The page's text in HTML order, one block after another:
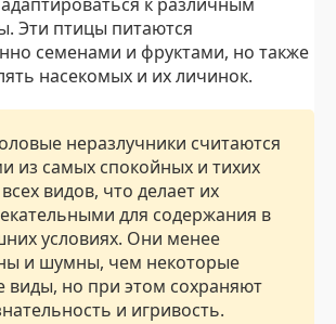
Эти птицы питаются
семенами и фруктами, но также
насекомых и их личинок.
неразлучники считаются
из самых спокойных и тихих
видов, что делает их
для содержания в
условиях. Они менее
и шумны, чем некоторые
виды, но при этом сохраняют
и игривость.